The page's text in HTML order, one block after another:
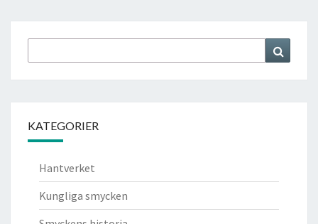
for:
KATEGORIER
Hantverket
Kungliga smycken